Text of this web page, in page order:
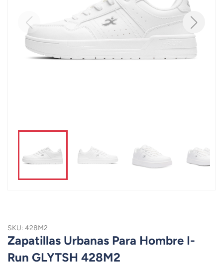
SKU: 428M2
Zapatillas Urbanas Para Hombre I-
Run GLYTSH 428M2